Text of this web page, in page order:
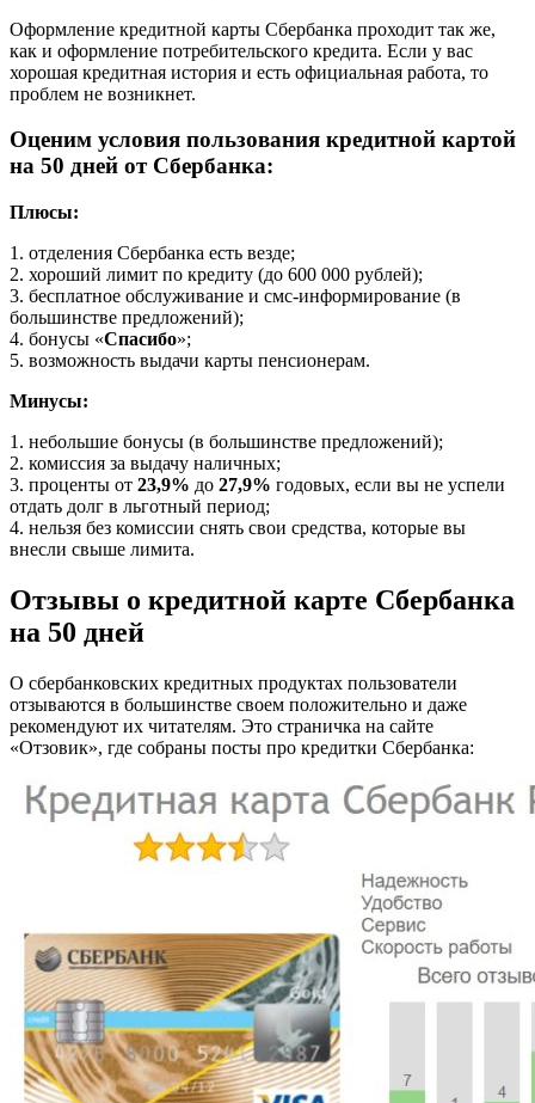
Оформление кредитной карты Сбербанка проходит так же,
как и оформление потребительского кредита. Если у вас
хорошая кредитная история и есть официальная работа, то
проблем не возникнет.
Оценим условия пользования кредитной картой
на 50 дней от Сбербанка:
Плюсы:
1. отделения Сбербанка есть везде;
2. хороший лимит по кредиту (до 600 000 рублей);
3. бесплатное обслуживание и смс-информирование (в
большинстве предложений);
4. бонусы «Спасибо»;
5. возможность выдачи карты пенсионерам.
Минусы:
1. небольшие бонусы (в большинстве предложений);
2. комиссия за выдачу наличных;
3. проценты от 23,9% до 27,9% годовых, если вы не успели
отдать долг в льготный период;
4. нельзя без комиссии снять свои средства, которые вы
внесли свыше лимита.
Отзывы о кредитной карте Сбербанка
на 50 дней
О сбербанковских кредитных продуктах пользователи
отзываются в большинстве своем положительно и даже
рекомендуют их читателям. Это страничка на сайте
«Отзовик», где собраны посты про кредитки Сбербанка: